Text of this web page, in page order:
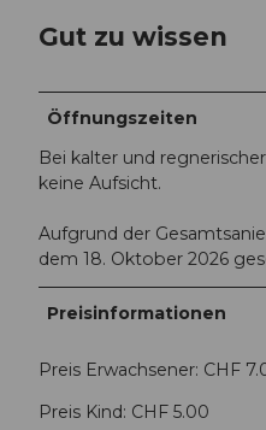
Gut zu wissen
Öffnungszeiten
Bei kalter und
keine Aufsicht.
Aufgrund der
dem 18. Oktober 2026
Preisinformationen
Preis Erwachsener: CHF
Preis Kind: CHF 5.00